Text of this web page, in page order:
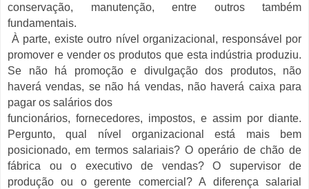
conservação, manutenção, entre outros também
fundamentais.
À parte, existe outro nível organizacional, responsável por
promover e vender os produtos que esta indústria produziu.
Se não há promoção e divulgação dos produtos, não
haverá vendas, se não há vendas, não haverá caixa para
pagar os salários dos
funcionários, fornecedores, impostos, e assim por diante.
Pergunto, qual nível organizacional está mais bem
posicionado, em termos salariais? O operário de chão de
fábrica ou o executivo de vendas? O supervisor de
produção ou o gerente comercial? A diferença salarial